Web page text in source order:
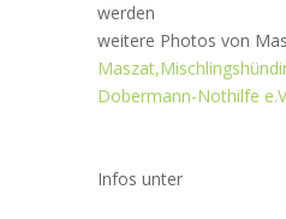
werden
weitere Photos von
Dobermann-Nothilfe
Infos unter